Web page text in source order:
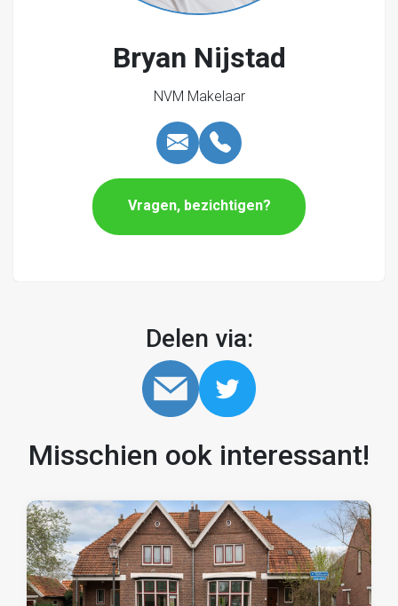
Bryan Nijstad
NVM Makelaar
Vragen, bezichtigen?
Delen via:
Misschien ook interessant!